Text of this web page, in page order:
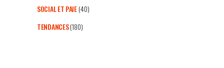
SOCIAL ET PAIE(40)
TENDANCES(180)